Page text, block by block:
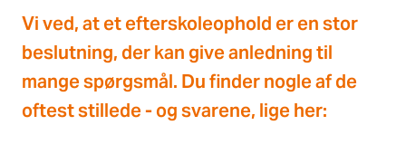
Vi ved, at et efterskoleophold er en stor
beslutning, der kan give anledning til
mange spørgsmål. Du finder nogle af de
oftest stillede - og svarene, lige her: